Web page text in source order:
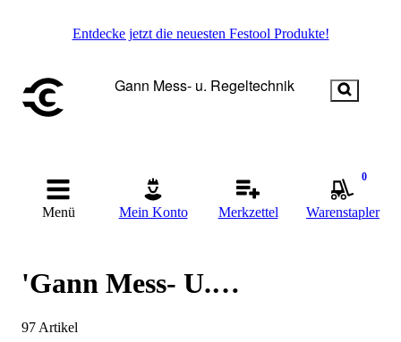
Entdecke jetzt die neuesten Festool Produkte!
Menü Mein Konto Merkzettel
0
Warenstapler
'Gann Mess- U.
Regeltechnik'
97 Artikel